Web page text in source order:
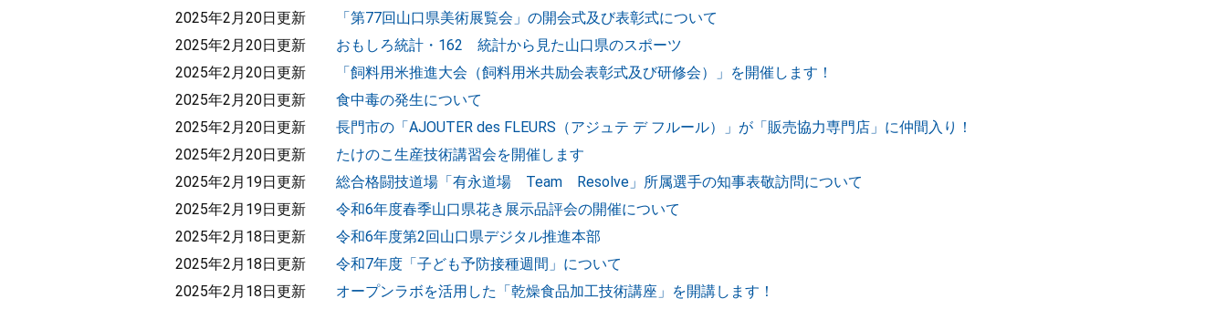
2025年2月20日更新
「第77回山口県美術展覧会」の開会式及び表彰式について
2025年2月20日更新
おもしろ統計・162 統計から見た山口県のスポーツ
2025年2月20日更新
「飼料用米推進大会（飼料用米共励会表彰式及び研修会）」を開催します！
2025年2月20日更新
食中毒の発生について
2025年2月20日更新
長門市の「AJOUTER des FLEURS（アジュテ デ フルール）」が「販売協力専門店」に仲間入り！
2025年2月20日更新
たけのこ生産技術講習会を開催します
2025年2月19日更新
総合格闘技道場「有永道場 Team Resolve」所属選手の知事表敬訪問について
2025年2月19日更新
令和6年度春季山口県花き展示品評会の開催について
2025年2月18日更新
令和6年度第2回山口県デジタル推進本部
2025年2月18日更新
令和7年度「子ども予防接種週間」について
2025年2月18日更新
オープンラボを活用した「乾燥食品加工技術講座」を開講します！